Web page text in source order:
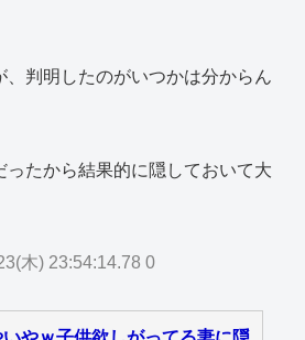
、判明したのがいつかは分からん
ったから結果的に隠しておいて大
木) 23:54:14.78 0